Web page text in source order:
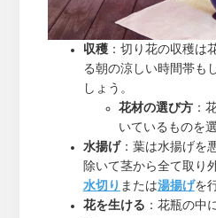
収穫：切り花の収穫は
る朝の涼しい時間帯も
しょう。
花材の選び方：
いているものを
水揚げ：葉は水揚げを
除いて茎から全て取り
水切り または湯揚げを
花を生ける ：花瓶の中